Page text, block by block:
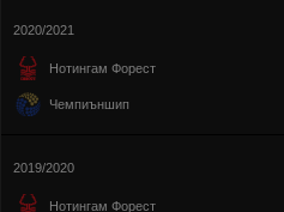
2020/2021
Нотингам Форест
Чемпиъншип
2019/2020
Нотингам Форест